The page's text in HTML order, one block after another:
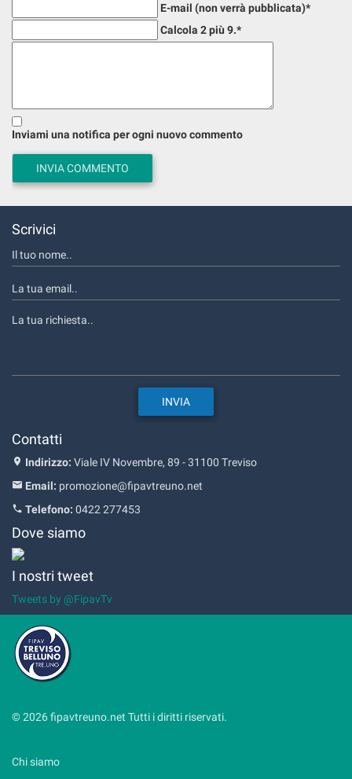
E-mail (non verrà pubblicata)*
Calcola 2 più 9.*
Inviami una notifica per ogni nuovo commento
Scrivici
Contatti
Indirizzo: Viale IV Novembre, 89 - 31100 Treviso
Email: promozione@fipavtreuno.net
Telefono: 0422 277453
Dove siamo
I nostri tweet
Tweets by @FipavTv
© 2026 fipavtreuno.net Tutti i diritti riservati.
Chi siamo